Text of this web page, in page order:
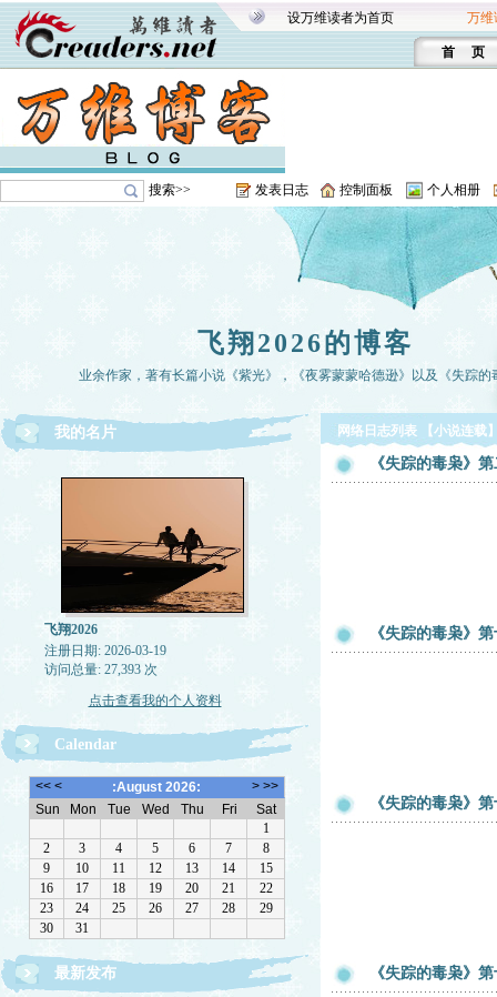
设万维读者为首页 万维
首 页
搜索>> 发表日志 控制面板 个人相册
飞翔2026的博客
业余作家，著有长篇小说《紫光》，《夜雾蒙蒙哈德逊》以及《失踪的
我的名片
飞翔2026
注册日期: 2026-03-19
访问总量: 27,393 次
点击查看我的个人资料
Calendar
最新发布
网络日志列表 【小说连载
《失踪的毒枭》
《失踪的毒枭》
《失踪的毒枭》
《失踪的毒枭》